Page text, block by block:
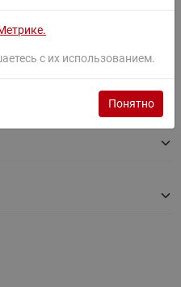
с их использованием.
Понятно